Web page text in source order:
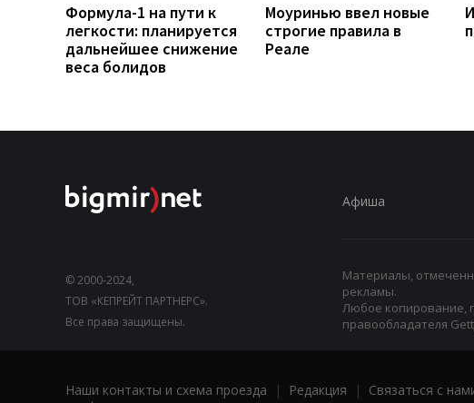
Формула-1 на пути к
легкости: планируется
дальнейшее снижение
веса болидов
Моуринью ввел новые
строгие правила в
Реале
© 2000-2024,
ТОВ «КЕПРЕЙТ ПАРТНЕРС».
Все права защищены.
Афиша
Материалы,
рекламы.
Любое копирование,
правообладателя
Наши контакты и схема проезда | Редакция | Связаться с